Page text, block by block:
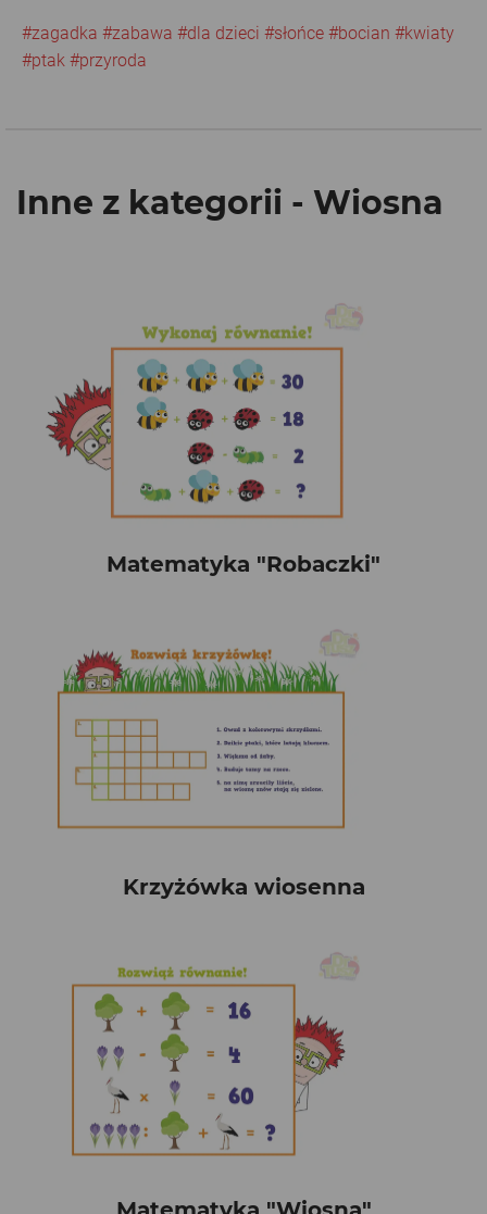
#zagadka #zabawa #dla dzieci #słońce #bocian #kwiaty
#ptak #przyroda
Inne z kategorii - Wiosna
Matematyka "Robaczki"
Krzyżówka wiosenna